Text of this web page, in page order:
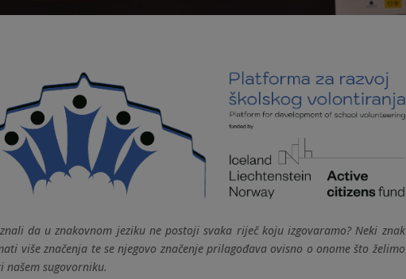
da u znakovnom jeziku ne postoji svaka riječ koju izgovaramo? Neki znak
više značenja te se njegovo značenje prilagođava ovisno o onome što želimo
našem sugovorniku.